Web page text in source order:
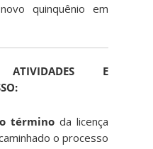
quinquênio em
ATIVIDADES E
término da licença
o processo